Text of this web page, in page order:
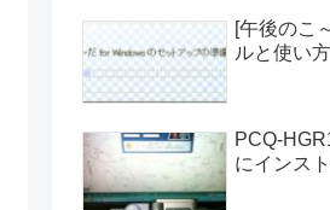
[午後のこ
ルと使い方
PCQ-
にインス